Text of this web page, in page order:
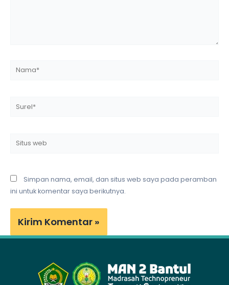
Nama*
Situs
Simpan nama, email, dan situs web saya pada peramban
ini untuk komentar saya berikutnya.